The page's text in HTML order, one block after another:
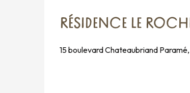
RÉSIDENCE LE
15 boulevard Chateaubriand